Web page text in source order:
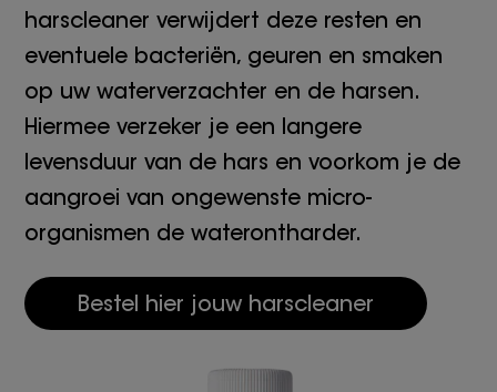
harscleaner verwijdert deze resten en
eventuele bacteriën, geuren en smaken
op uw waterverzachter en de harsen.
Hiermee verzeker je een langere
levensduur van de hars en voorkom je de
aangroei van ongewenste micro-
organismen de waterontharder.
Bestel hier jouw harscleaner